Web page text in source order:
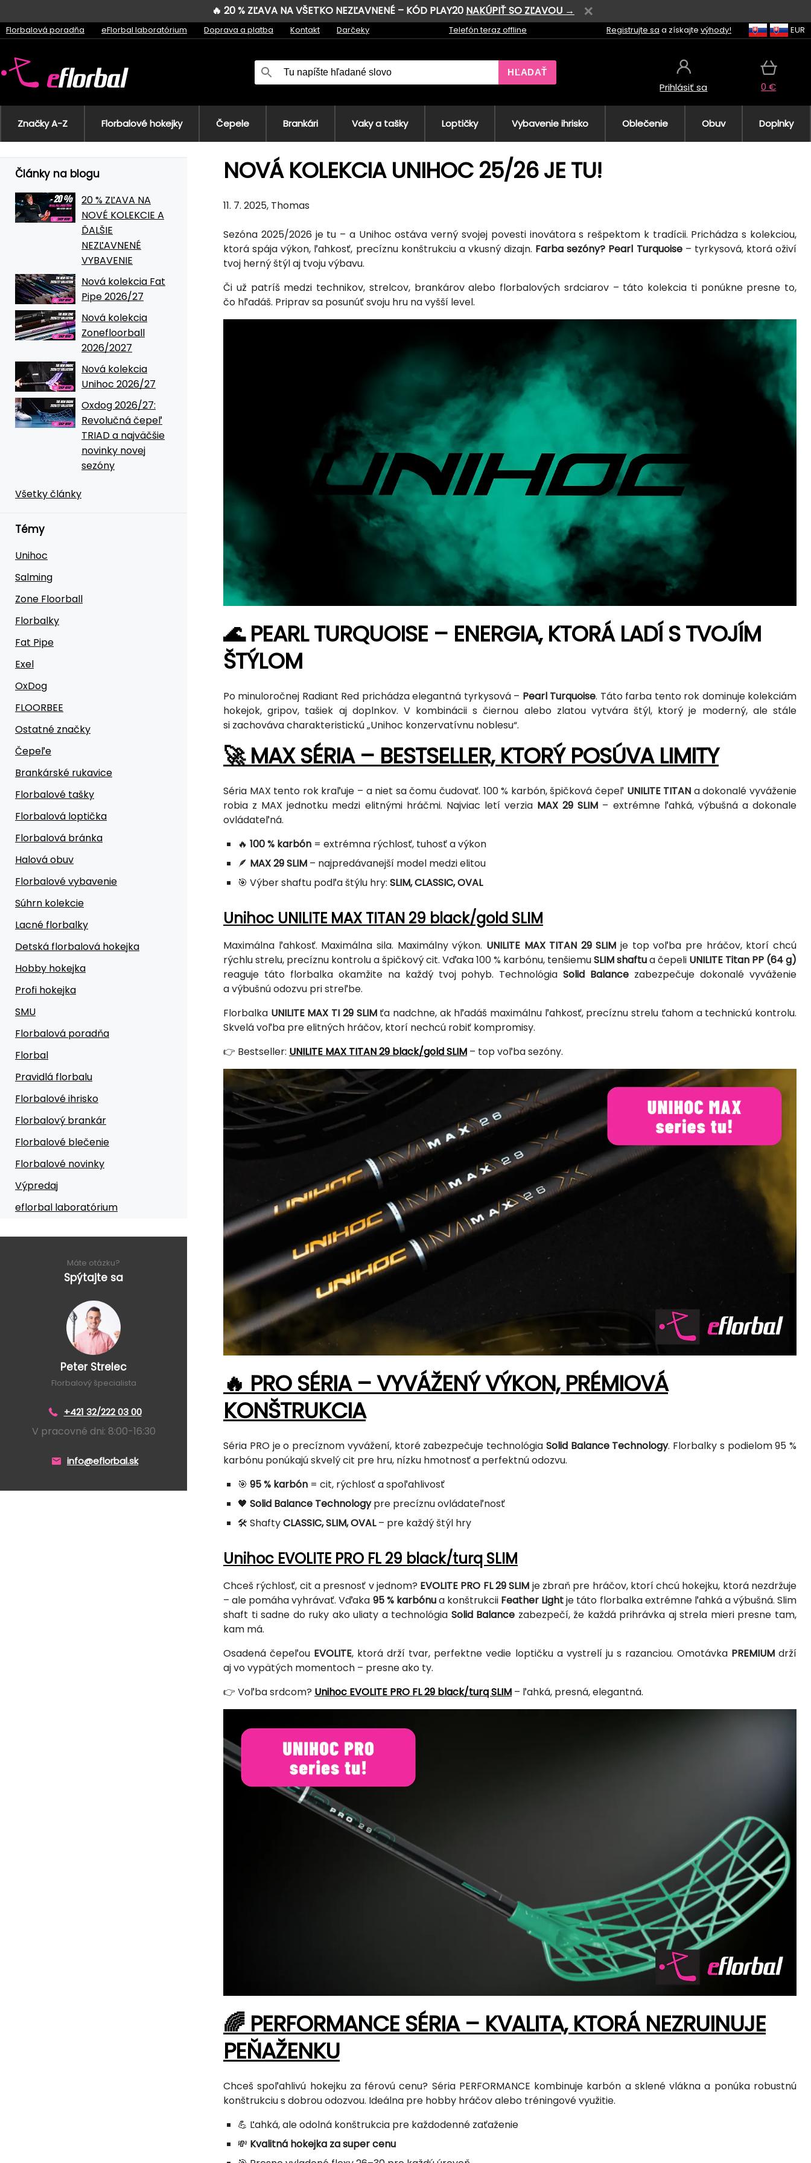
🔥 20 % ZĽAVA NA VŠETKO NEZĽAVNENÉ – KÓD PLAY20 NAKÚPIŤ SO ZĽAVOU →
Florbalová poradňa eFlorbal laboratórium Doprava a platba Kontakt Darčeky Telefón teraz offline Registrujte sa a získajte výhody! EUR
HĽADAŤ
Prihlásiť sa 0 €
Značky A-Z Florbalové hokejky Čepele Brankári Vaky a tašky Loptičky Vybavenie ihrisko Oblečenie Obuv Doplnky
Články na blogu
20 % ZĽAVA NA
NOVÉ KOLEKCIE A
ĎALŠIE
NEZĽAVNENÉ
VYBAVENIE
Nová kolekcia Fat
Pipe 2026/27
Nová kolekcia
Zonefloorball
2026/2027
Nová kolekcia
Unihoc 2026/27
Oxdog 2026/27:
Revolučná čepeľ
TRIAD a najväčšie
novinky novej
sezóny
Všetky články
Témy
Unihoc
Salming
Zone Floorball
Florbalky
Fat Pipe
Exel
OxDog
FLOORBEE
Ostatné značky
Čepeľe
Brankárské rukavice
Florbalové tašky
Florbalová loptička
Florbalová bránka
Halová obuv
Florbalové vybavenie
Súhrn kolekcie
Lacné florbalky
Detská florbalová hokejka
Hobby hokejka
Profi hokejka
SMU
Florbalová poradňa
Florbal
Pravidlá florbalu
Florbalové ihrisko
Florbalový brankár
Florbalové blečenie
Florbalové novinky
Výpredaj
eflorbal laboratórium
Máte otázku?
Spýtajte sa
Peter Strelec
Florbalový špecialista
+421 32/222 03 00
V pracovné dni: 8:00-16:30
info@eflorbal.sk
NOVÁ KOLEKCIA UNIHOC 25/26 JE TU!
11. 7. 2025, Thomas
Sezóna 2025/2026 je tu – a Unihoc ostáva verný svojej povesti inovátora s rešpektom k tradícii. Prichádza s kolekciou,
ktorá spája výkon, ľahkosť, precíznu konštrukciu a vkusný dizajn. Farba sezóny? Pearl Turquoise– tyrkysová, ktorá oživí
tvoj herný štýl aj tvoju výbavu.
Či už patríš medzi technikov, strelcov, brankárov alebo florbalových srdciarov – táto kolekcia ti ponúkne presne to,
čo hľadáš. Priprav sa posunúť svoju hru na vyšší level.
🌊 PEARL TURQUOISE – ENERGIA, KTORÁ LADÍ S TVOJÍM
ŠTÝLOM
Po minuloročnej Radiant Red prichádza elegantná tyrkysová – Pearl Turquoise. Táto farba tento rok dominuje kolekciám
hokejok, gripov, tašiek aj doplnkov. V kombinácii s čiernou alebo zlatou vytvára štýl, ktorý je moderný, ale stále
si zachováva charakteristickú „Unihoc konzervatívnu noblesu“.
🚀 MAX SÉRIA – BESTSELLER, KTORÝ POSÚVA LIMITY
Séria MAX tento rok kraľuje – a niet sa čomu čudovať. 100 % karbón, špičková čepeľ UNILITE TITAN a dokonalé vyváženie
robia z MAX jednotku medzi elitnými hráčmi. Najviac letí verzia MAX 29 SLIM – extrémne ľahká, výbušná a dokonale
ovládateľná.
🔥 100 % karbón = extrémna rýchlosť, tuhosť a výkon
🪶 MAX 29 SLIM – najpredávanejší model medzi elitou
🎯 Výber shaftu podľa štýlu hry: SLIM, CLASSIC, OVAL
Unihoc UNILITE MAX TITAN 29 black/gold SLIM
Maximálna ľahkosť. Maximálna sila. Maximálny výkon. UNILITE MAX TITAN 29 SLIM je top voľba pre hráčov, ktorí chcú
rýchlu strelu, precíznu kontrolu a špičkový cit. Vďaka 100 % karbónu, tenšiemuSLIM shaftua čepeli UNILITE Titan PP (64 g)
reaguje táto florbalka okamžite na každý tvoj pohyb. TechnológiaSolid Balance zabezpečuje dokonalé vyváženie
a výbušnú odozvu pri streľbe.
Florbalka UNILITE MAX TI 29 SLIMťa nadchne, ak hľadáš maximálnu ľahkosť, precíznu strelu ťahom a technickú kontrolu.
Skvelá voľba pre elitných hráčov, ktorí nechcú robiť kompromisy.
👉 Bestseller: UNILITE MAX TITAN 29 black/gold SLIM – top voľba sezóny.
🔥 PRO SÉRIA – VYVÁŽENÝ VÝKON, PRÉMIOVÁ
KONŠTRUKCIA
Séria PRO je o precíznom vyvážení, ktoré zabezpečuje technológia Solid Balance Technology. Florbalky s podielom 95 %
karbónu ponúkajú skvelý cit pre hru, nízku hmotnosť a perfektnú odozvu.
🎯 95 % karbón = cit, rýchlosť a spoľahlivosť
🖤 Solid Balance Technologypre precíznu ovládateľnosť
🛠️ ShaftyCLASSIC, SLIM, OVAL– pre každý štýl hry
Unihoc EVOLITE PRO FL 29 black/turq SLIM
Chceš rýchlosť, cit a presnosť v jednom? EVOLITE PRO FL 29 SLIM je zbraň pre hráčov, ktorí chcú hokejku, ktorá nezdržuje
– ale pomáha vyhrávať. Vďaka 95 % karbónua konštrukcii Feather Lightje táto florbalka extrémne ľahká a výbušná. Slim
shaft ti sadne do ruky ako uliaty a technológia Solid Balance zabezpečí, že každá prihrávka aj strela mieri presne tam,
kam má.
Osadená čepeľou EVOLITE, ktorá drží tvar, perfektne vedie loptičku a vystrelí ju s razanciou. Omotávka PREMIUMdrží
aj vo vypätých momentoch – presne ako ty.
👉 Voľba srdcom? Unihoc EVOLITE PRO FL 29 black/turq SLIM – ľahká, presná, elegantná.
🌈 PERFORMANCE SÉRIA – KVALITA, KTORÁ NEZRUINUJE
PEŇAŽENKU
Chceš spoľahlivú hokejku za férovú cenu? Séria PERFORMANCE kombinuje karbón a sklené vlákna a ponúka robustnú
konštrukciu s dobrou odozvou. Ideálna pre hobby hráčov alebo tréningové využitie.
💪 Ľahká, ale odolná konštrukcia pre každodenné zaťaženie
💸 Kvalitná hokejka za super cenu